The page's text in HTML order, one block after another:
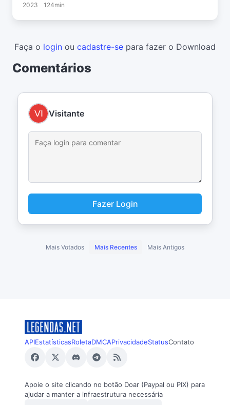
2023
124min
Faça o login ou cadastre-se para fazer o Download
Comentários
Visitante
Fazer Login
Mais Votados Mais Recentes Mais Antigos
APIEstatísticasRoletaDMCAPrivacidadeStatusContato
Apoie o site clicando no botão Doar (Paypal ou PIX) para
ajudar a manter a infraestrutura necessária